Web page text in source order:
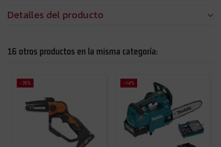
Detalles del producto
16 otros productos en la misma categoría:
-35% -14%